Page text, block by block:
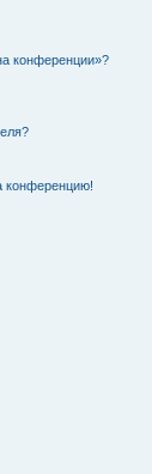
конференции»?
конференцию!